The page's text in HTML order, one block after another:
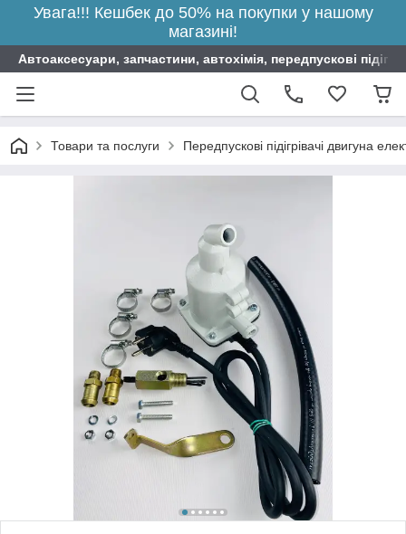
Увага!!! Кешбек до 50% на покупки у нашому
магазині!
Автоаксесуари, запчастини, автохімія, передпускові
Товари та послуги Передпускові підігрівачі двигуна